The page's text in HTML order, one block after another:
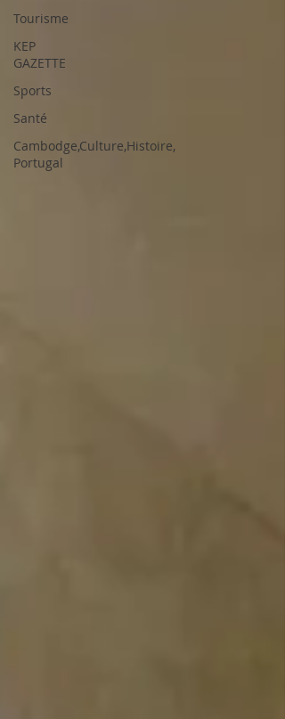
Tourisme
KEP
GAZETTE
Sports
Santé
Cambodge,Culture,Histoire,
Portugal